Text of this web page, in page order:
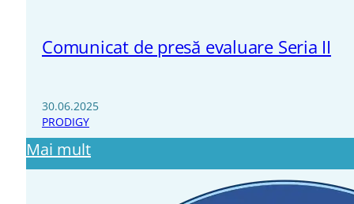
Comunicat de presă evaluare Seria II
30.06.2025
PRODIGY
Mai mult